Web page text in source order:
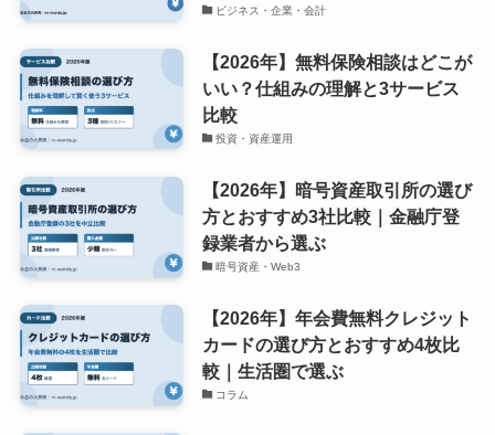
ビジネス・企業・会計
【2026年】無料保険相談はどこが
いい？仕組みの理解と3サービス
比較
投資・資産運用
【2026年】暗号資産取引所の選び
方とおすすめ3社比較｜金融庁登
録業者から選ぶ
暗号資産・Web3
【2026年】年会費無料クレジット
カードの選び方とおすすめ4枚比
較｜生活圏で選ぶ
コラム